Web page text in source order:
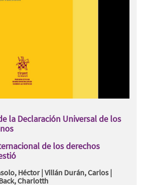
la Declaración Universal de los
de los derechos
Héctor | Villán Durán, Carlos |
Charlotth